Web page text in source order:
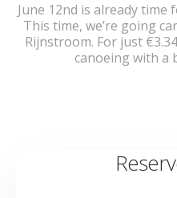
June 12nd is already time
This time, we’re going
Rijnstroom. For just
canoeing with a